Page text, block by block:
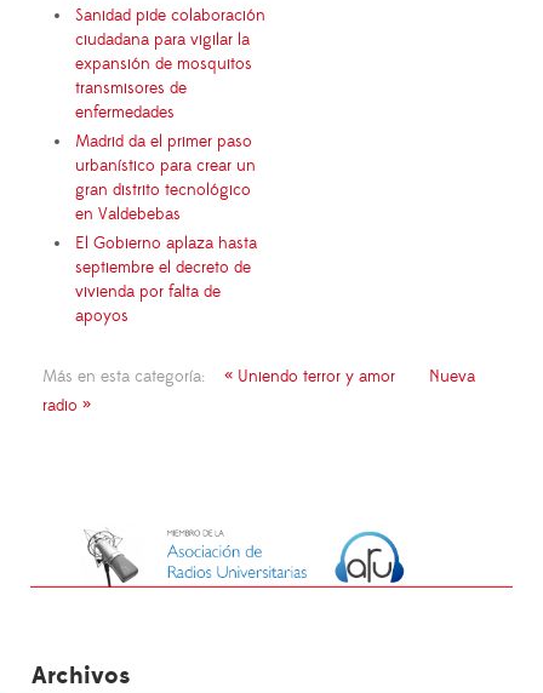
Sanidad pide colaboración
ciudadana para vigilar la
expansión de mosquitos
transmisores de
enfermedades
Madrid da el primer paso
urbanístico para crear un
gran distrito tecnológico
en Valdebebas
El Gobierno aplaza hasta
septiembre el decreto de
vivienda por falta de
apoyos
Más en esta categoría: « Uniendo terror y amor
Nueva
radio »
Archivos